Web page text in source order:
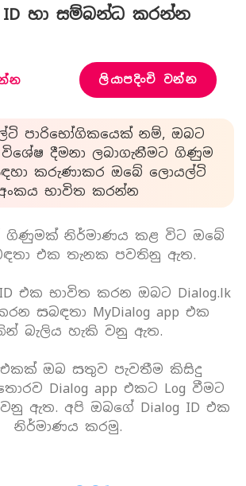
ID හා සම්බන්ධ කරන්න
ලියාපදිංචි වන්න
පාරිභෝගිකයෙක් නම්, ඔබට
දීමනා ලබාගැනීමට ගිණුම
කරුණාකර ඔබේ ලොයල්ටි
භාවිත කරන්න
ගිණුමක් නිර්මාණය කළ විට ඔබේ
එක තැනක පවතිනු ඇත.
එක භාවිත කරන ඔබට Dialog.lk
සබඳතා MyDialog app එක
බැලිය හැකි වනු ඇත.
එකක් ඔබ සතුව පැවතීම කිසිදු
Dialog app එකට Log වීමට
ඇත. අපි ඔබගේ Dialog ID එක
නිර්මාණය කරමු.